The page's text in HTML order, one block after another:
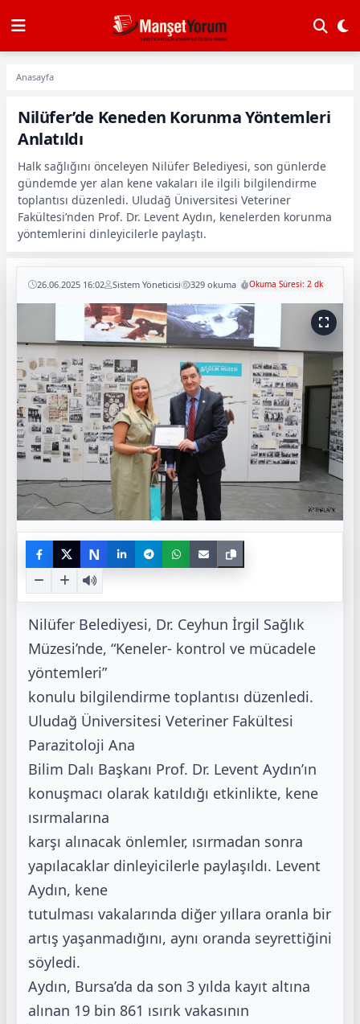
Anasayfa
Nilüfer’de Keneden Korunma Yöntemleri
Anlatıldı
Halk sağlığını önceleyen Nilüfer Belediyesi, son günlerde
gündemde yer alan kene vakaları ile ilgili bilgilendirme
toplantısı düzenledi. Uludağ Üniversitesi Veteriner
Fakültesi’nden Prof. Dr. Levent Aydın, kenelerden korunma
yöntemlerini dinleyicilerle paylaştı.
26.06.2025 16:02 Sistem Yöneticisi 329 okuma Okuma Süresi: 2 dk
N
Nilüfer Belediyesi, Dr. Ceyhun İrgil Sağlık
Müzesi’nde, “Keneler- kontrol ve mücadele
yöntemleri”
konulu bilgilendirme toplantısı düzenledi.
Uludağ Üniversitesi Veteriner Fakültesi
Parazitoloji Ana
Bilim Dalı Başkanı Prof. Dr. Levent Aydın’ın
konuşmacı olarak katıldığı etkinlikte, kene
ısırmalarına
karşı alınacak önlemler, ısırmadan sonra
yapılacaklar dinleyicilerle paylaşıldı. Levent
Aydın, kene
tutulması vakalarında diğer yıllara oranla bir
artış yaşanmadığını, aynı oranda seyrettiğini
söyledi.
Aydın, Bursa’da da son 3 yılda kayıt altına
alınan 19 bin 861 ısırık vakasının